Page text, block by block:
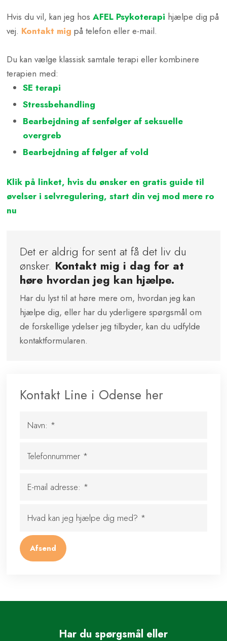
Hvis du vil, kan jeg hosAFEL Psykoterapi hjælpe dig på
vej. Kontakt mig på telefon eller e-mail.
Du kan vælge klassisk samtale terapi eller kombinere
terapien med:
SE terapi
Stressbehandling
Bearbejdning af senfølger af seksuelle
overgreb
Bearbejdning af følger af vold
Klik på linket, hvis du ønsker en gratis guide til
øvelser i selvregulering, start din vej mod mere ro
nu​
​Det er aldrig for sent at få det liv du
ønsker. Kontakt mig i dag for at
høre hvordan jeg kan hjælpe.
​Har du lyst til at høre mere om, hvordan jeg kan
hjælpe dig, eller har du yderligere spørgsmål om
de forskellige ydelser jeg tilbyder, kan du udfylde
kontaktformularen.​
Kontakt Line i Odense her​
Har du spørgsmål eller